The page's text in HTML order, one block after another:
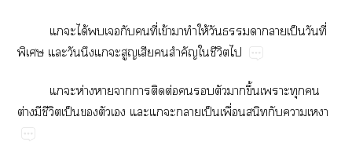
​​ได้​​​​​ี่​ข้​​​ให้​​​​​ป็​ี่​
​​​​​​​​​ำ​​ี​
​​ห่​​​​​ต่​​​​​ึ้​​​​
ต่​​ี​ป็​​​​​​​​ป็​ื่​​​​